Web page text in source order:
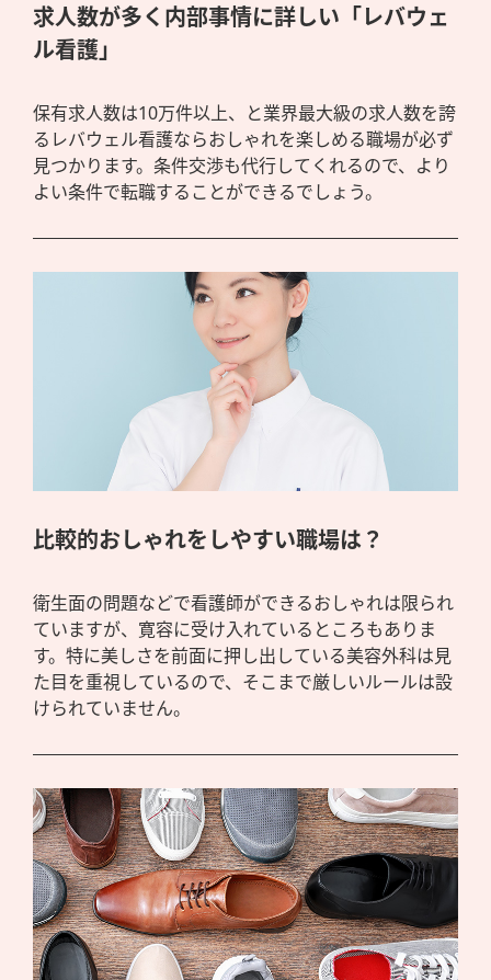
求人数が多く内部事情に詳しい「レバウェ
ル看護」
保有求人数は10万件以上、と業界最大級の求人数を誇
るレバウェル看護ならおしゃれを楽しめる職場が必ず
見つかります。条件交渉も代行してくれるので、より
よい条件で転職することができるでしょう。
比較的おしゃれをしやすい職場は？
衛生面の問題などで看護師ができるおしゃれは限られ
ていますが、寛容に受け入れているところもありま
す。特に美しさを前面に押し出している美容外科は見
た目を重視しているので、そこまで厳しいルールは設
けられていません。